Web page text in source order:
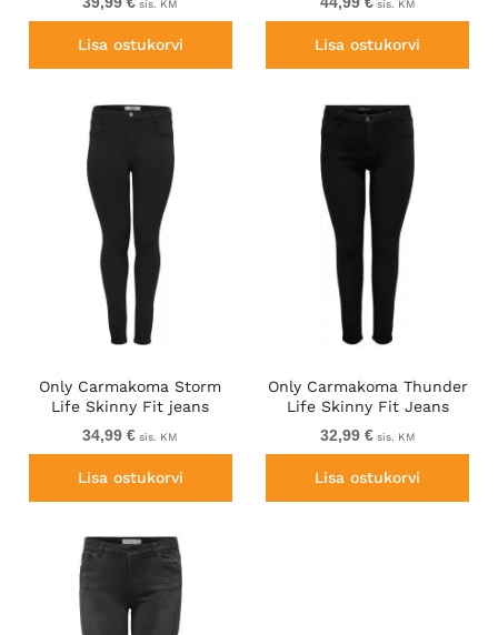
sis. KM
Lisa ostukorvi
sis. KM
Lisa ostukorvi
Only Carmakoma Storm
Life Skinny Fit jeans
Black
34,99 € sis. KM
Lisa ostukorvi
Only Carmakoma Thunder
Life Skinny Fit Jeans
Black
32,99 €sis. KM
Lisa ostukorvi